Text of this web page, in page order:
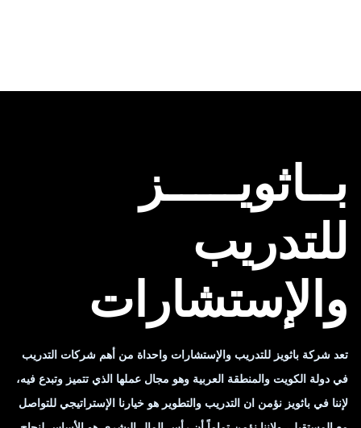
بــاثويـــــز
للتدريب
والإستشارات
تعد شركة باثويز للتدريب والإستشارات واحداة من أهم شركات التدريب
في دولة الكويت والمنطقة العربية وهو مجال عملها الذي تتميز وتبدع فيه،
لإننا في باثويز نؤمن ان التدريب والتطوير هو خيارنا الإستراتيجي للتواصل